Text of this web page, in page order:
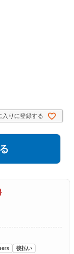
入りに登録する
後払い